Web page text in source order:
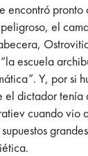
encontró
el
escuela
Y, por si
el dictador tenía
cuando vio